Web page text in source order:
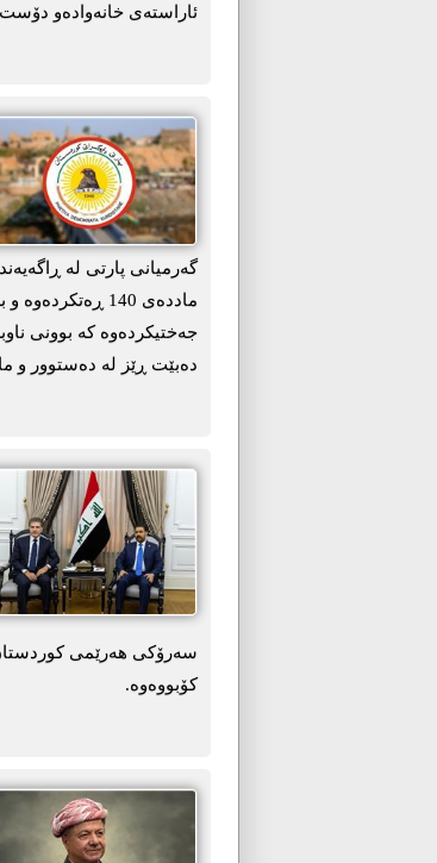
ئاراستەی خانەوادەو
گەرمیانی پارتی لە
ماددەی 140
جەختیکردەوە کە بوونی
دەبێت ڕێز لە دەستوور و
سەرۆكی هەرێمی
كۆبووەوە.